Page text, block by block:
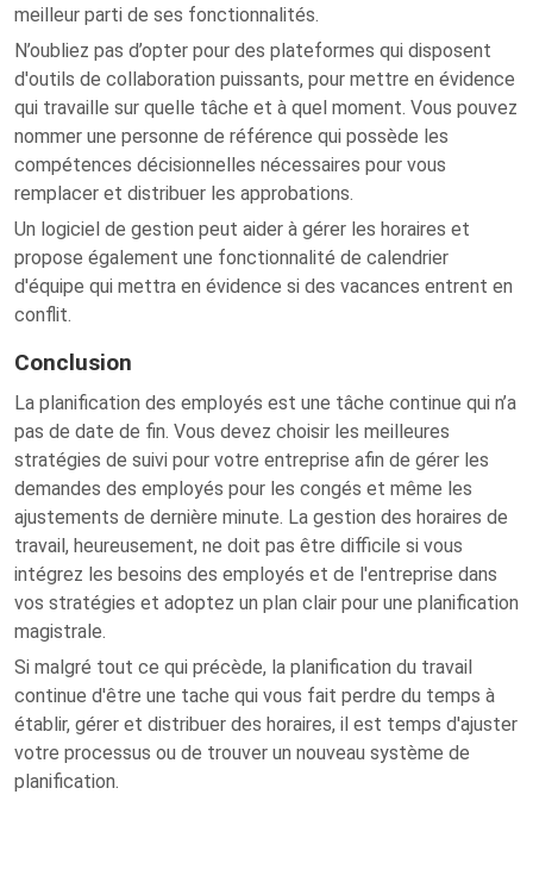
meilleur parti de ses fonctionnalités.
N’oubliez pas d’opter pour des plateformes qui disposent
d'outils de collaboration puissants, pour mettre en évidence
qui travaille sur quelle tâche et à quel moment. Vous pouvez
nommer une personne de référence qui possède les
compétences décisionnelles nécessaires pour vous
remplacer et distribuer les approbations.
Un logiciel de gestion peut aider à gérer les horaires et
propose également une fonctionnalité de calendrier
d'équipe qui mettra en évidence si des vacances entrent en
conflit.
Conclusion
La planification des employés est une tâche continue qui n’a
pas de date de fin. Vous devez choisir les meilleures
stratégies de suivi pour votre entreprise afin de gérer les
demandes des employés pour les congés et même les
ajustements de dernière minute. La gestion des horaires de
travail, heureusement, ne doit pas être difficile si vous
intégrez les besoins des employés et de l'entreprise dans
vos stratégies et adoptez un plan clair pour une planification
magistrale.
Si malgré tout ce qui précède, la planification du travail
continue d'être une tache qui vous fait perdre du temps à
établir, gérer et distribuer des horaires, il est temps d'ajuster
votre processus ou de trouver un nouveau système de
planification.